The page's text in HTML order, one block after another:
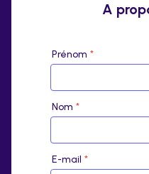
A
Prénom *
Nom *
E-mail *